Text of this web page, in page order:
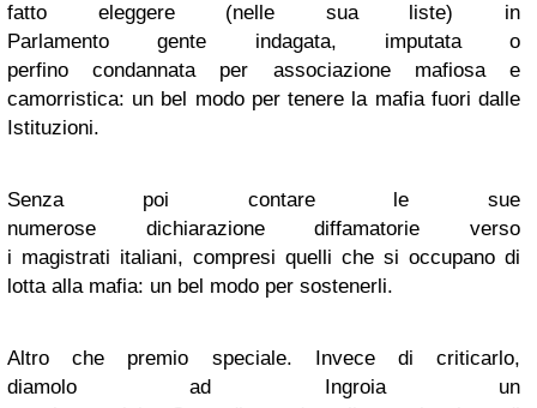
fatto eleggere (nelle sua liste) in
Parlamento gente indagata, imputata o
perfino condannata per associazione mafiosa e
camorristica: un bel modo per tenere la mafia fuori dalle
Istituzioni.
Senza poi contare le sue
numerose dichiarazione diffamatorie verso
i magistrati italiani, compresi quelli che si occupano di
lotta alla mafia: un bel modo per sostenerli.
Altro che premio speciale. Invece di criticarlo,
diamolo ad Ingroia un